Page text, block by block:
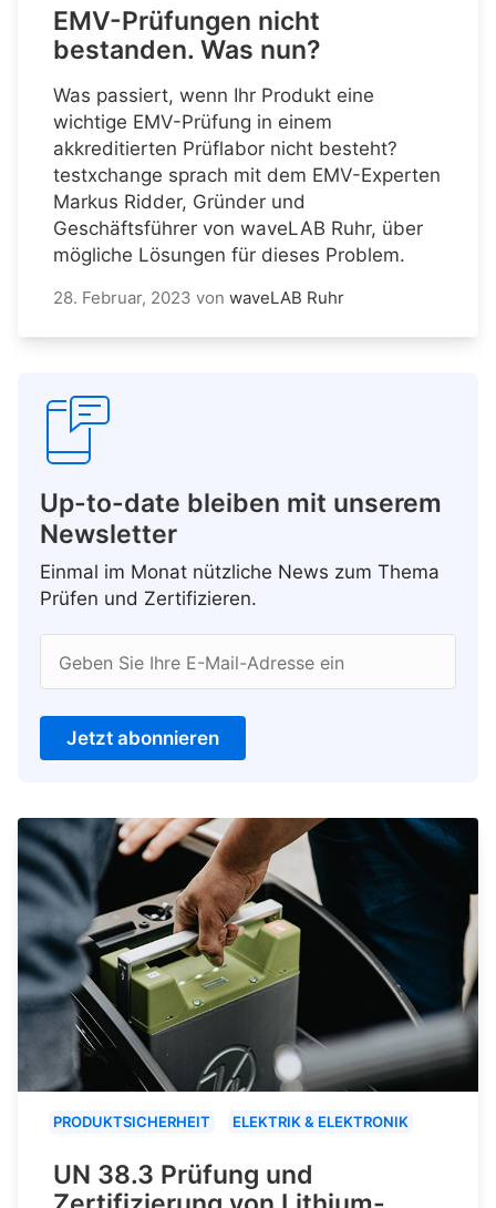
EMV-Prüfungen nicht
bestanden. Was nun?
Was passiert, wenn Ihr Produkt eine
wichtige EMV-Prüfung in einem
akkreditierten Prüflabor nicht besteht?
testxchange sprach mit dem EMV-Experten
Markus Ridder, Gründer und
Geschäftsführer von waveLAB Ruhr, über
mögliche Lösungen für dieses Problem.
28. Februar, 2023 von waveLAB Ruhr
Up-to-date bleiben mit unserem
Newsletter
Einmal im Monat nützliche News zum Thema
Prüfen und Zertifizieren.
Geben Sie Ihre E-Mail-Adresse ein
Jetzt abonnieren
PRODUKTSICHERHEIT ELEKTRIK & ELEKTRONIK
UN 38.3 Prüfung und